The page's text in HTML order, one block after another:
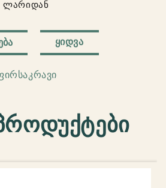
ლარიდან
ᲧᲘᲓᲕᲐ